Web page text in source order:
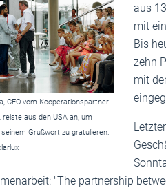
CEO vom Kooperationspartner
reiste aus den USA an, um
seinem Grußwort zu gratulieren.
aus
mit
Bis
zehn
mit
"The partnership